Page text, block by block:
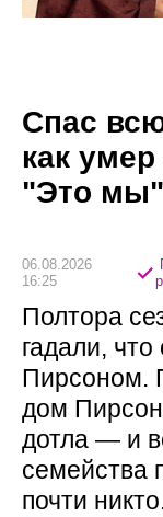
Спас
как
"Это мы"
06.08.2026
16:25
Полтора
гадали,
Пирсоном.
дом
дотла — и
семейства
почти